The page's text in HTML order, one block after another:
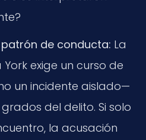
de conducta: La
York exige un curso de
un incidente aislado—
del delito. Si solo
la acusación